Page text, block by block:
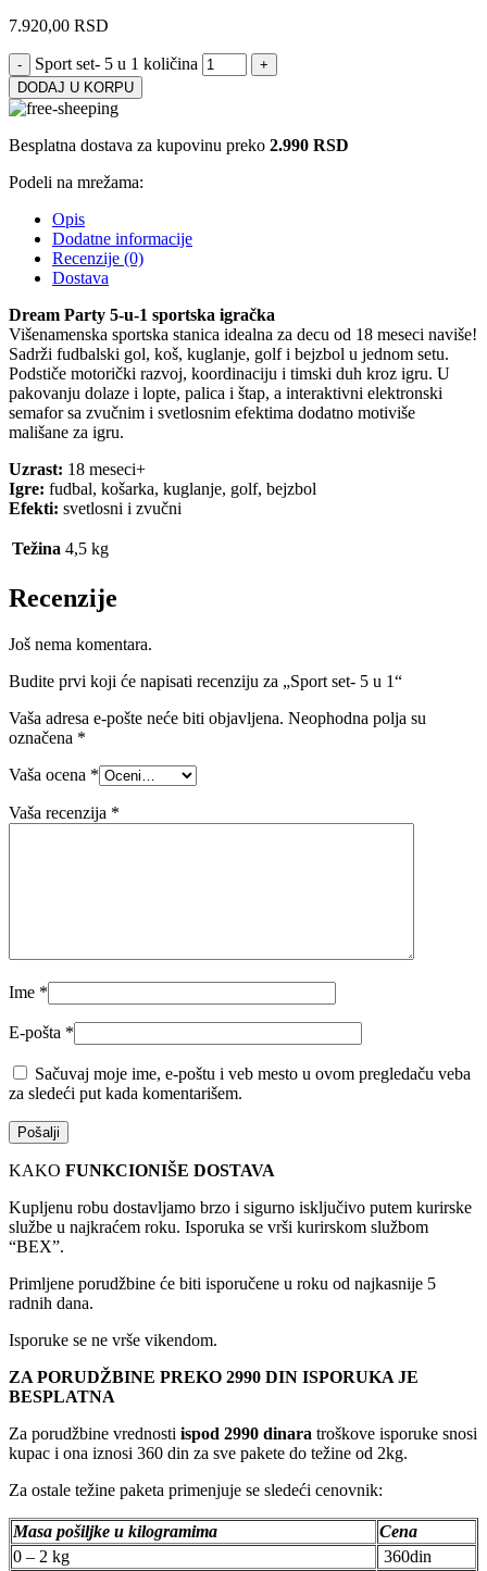
7.920,00 RSD
Sport set- 5 u 1 količina
DODAJ U KORPU
Besplatna dostava za kupovinu preko 2.990 RSD
Podeli na mrežama:
Opis
Dodatne informacije
Recenzije (0)
Dostava
Dream Party 5-u-1 sportska igračka
Višenamenska sportska stanica idealna za decu od 18 meseci naviše!
Sadrži fudbalski gol, koš, kuglanje, golf i bejzbol u jednom setu.
Podstiče motorički razvoj, koordinaciju i timski duh kroz igru. U
pakovanju dolaze i lopte, palica i štap, a interaktivni elektronski
semafor sa zvučnim i svetlosnim efektima dodatno motiviše
mališane za igru.
Uzrast: 18 meseci+
Igre: fudbal, košarka, kuglanje, golf, bejzbol
Efekti: svetlosni i zvučni
Težina 4,5 kg
Recenzije
Još nema komentara.
Budite prvi koji će napisati recenziju za „Sport set- 5 u 1“
Vaša adresa e-pošte neće biti objavljena. Neophodna polja su
označena *
Vaša ocena *
Vaša recenzija *
Ime *
E-pošta *
Sačuvaj moje ime, e-poštu i veb mesto u ovom pregledaču veba
za sledeći put kada komentarišem.
KAKO FUNKCIONIŠE DOSTAVA
Kupljenu robu dostavljamo brzo i sigurno isključivo putem kurirske
službe u najkraćem roku. Isporuka se vrši kurirskom službom
“BEX”.
Primljene porudžbine će biti isporučene u roku od najkasnije 5
radnih dana.
Isporuke se ne vrše vikendom.
ZA PORUDŽBINE PREKO 2990 DIN ISPORUKA JE
BESPLATNA
Za porudžbine vrednosti ispod 2990 dinara troškove isporuke snosi
kupac i ona iznosi 360 din za sve pakete do težine od 2kg.
Za ostale težine paketa primenjuje se sledeći cenovnik:
Masa pošiljke u kilogramima
Cena
0 – 2 kg
360din